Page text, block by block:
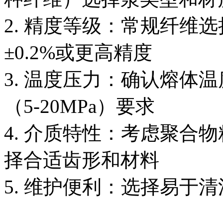
2. 精度等级：常规纤维
±0.2%或更高精度
3. 温度压力：确认熔体
（5-20MPa）要求
4. 介质特性：考虑聚合
择合适齿形和材料
5. 维护便利：选择易于